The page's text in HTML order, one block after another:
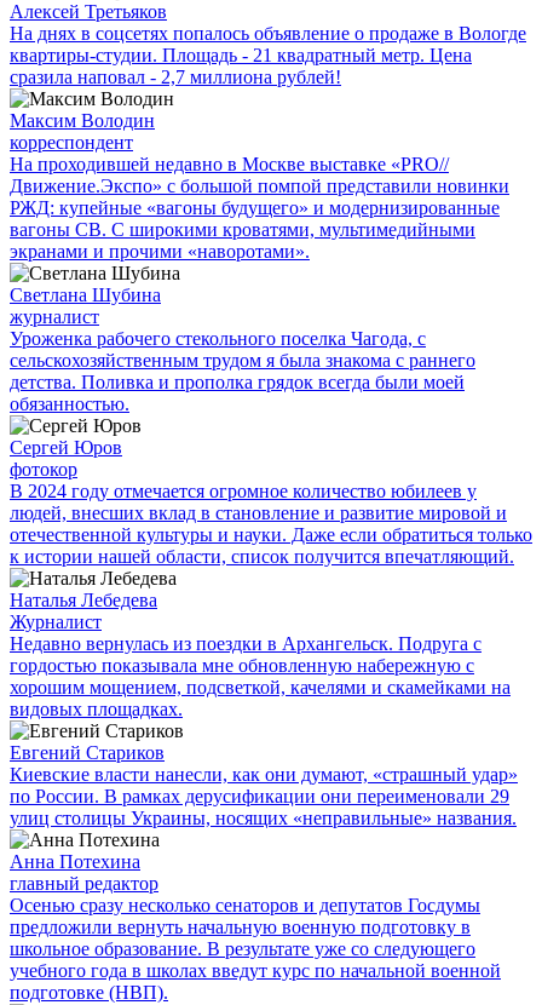
Алексей Третьяков
На днях в соцсетях попалось объявление о продаже в Вологде
квартиры-студии. Площадь - 21 квадратный метр. Цена
сразила наповал - 2,7 миллиона рублей!
Максим Володин
корреспондент
На проходившей недавно в Мос­кве выставке «PRO//
Движение.Экспо» с большой помпой представили новинки
РЖД: купейные «вагоны будущего» и модернизированные
вагоны СВ. С широкими кроватями, мультимедийными
экранами и прочими «наворотами».
Светлана Шубина
журналист
Уроженка рабочего стекольного поселка Чагода, с
сельскохозяйственным трудом я была знакома с раннего
детства. Поливка и прополка грядок всегда были моей
обязанностью.
Сергей Юров
фотокор
В 2024 году отмечается огромное количество юбилеев у
людей, внесших вклад в становление и развитие мировой и
отечественной культуры и науки. Даже если обратиться только
к истории нашей области, список получится впечатляющий.
Наталья Лебедева
Журналист
Недавно вернулась из поездки в Архангельск. Подруга с
гордостью показывала мне обновленную набережную с
хорошим мощением, подсветкой, качелями и скамейками на
видовых площадках.
Евгений Стариков
Киевские власти нанесли, как они думают, «страшный удар»
по России. В рамках дерусификации они переименовали 29
улиц столицы Украины, носящих «неправильные» названия.
Анна Потехина
главный редактор
Осенью сразу несколько сенаторов и депутатов Госдумы
предложили вернуть начальную военную подготовку в
школьное образование. В результате уже со следующего
учебного года в школах введут курс по начальной военной
подготовке (НВП).